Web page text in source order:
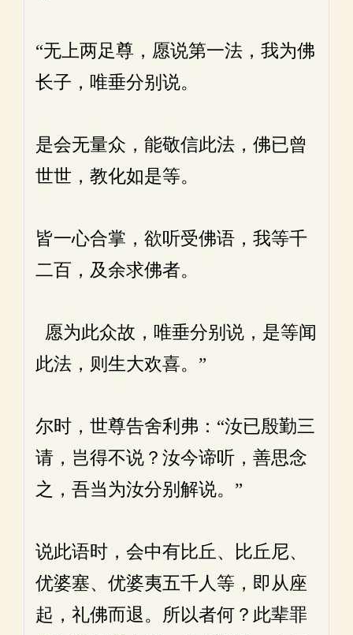
“无上两足尊，愿说第一法，我为佛
长子，唯垂分别说。
是会无量众，能敬信此法，佛已曾
世世，教化如是等。
皆一心合掌，欲听受佛语，我等千
二百，及余求佛者。
愿为此众故，唯垂分别说，是等闻
此法，则生大欢喜。”
尔时，世尊告舍利弗：“汝已殷勤三
请，岂得不说？汝今谛听，善思念
之，吾当为汝分别解说。”
说此语时，会中有比丘、比丘尼、
优婆塞、优婆夷五千人等，即从座
起，礼佛而退。所以者何？此辈罪